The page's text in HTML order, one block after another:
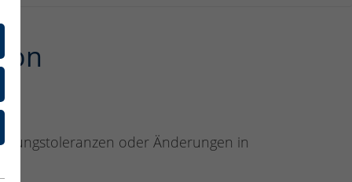
oder Änderungen in